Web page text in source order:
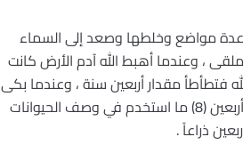
) (7) إلى الأرض فأخذ منها تربة من عدة مواضع وخلطها وصعد إلى السماء
، وعندما أهبط الله آدم الأرض كانت
مقدار أربعين سنة ، وعندما بكى
آدم وحواء على ما فاتهما من نعيم الجنة صاما عن الطعام والشراب أربعين يوماً . ومن ضروب العدد أربعين (8) ما استخدم في وصف الحيوانات
ذراعاً .